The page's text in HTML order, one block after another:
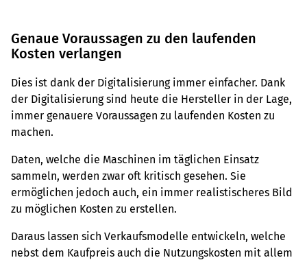
Genaue Voraussagen zu den laufenden
Kosten verlangen
Dies ist dank der Digitalisierung immer einfacher. Dank
der Digitalisierung sind heute die Hersteller in der Lage,
immer genauere Voraussagen zu laufenden Kosten zu
machen.
Daten, welche die Maschinen im täglichen Einsatz
sammeln, werden zwar oft kritisch gesehen. Sie
ermöglichen jedoch auch, ein immer realistischeres Bild
zu möglichen Kosten zu erstellen.
Daraus lassen sich Verkaufsmodelle entwickeln, welche
nebst dem Kaufpreis auch die Nutzungskosten mit allem